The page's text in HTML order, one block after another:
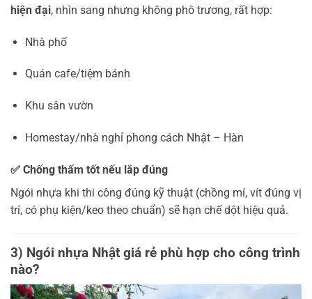
hiện đại, nhìn sang nhưng không phô trương, rất hợp:
Nhà phố
Quán cafe/tiệm bánh
Khu sân vườn
Homestay/nhà nghỉ phong cách Nhật – Hàn
✅ Chống thấm tốt nếu lắp đúng
Ngói nhựa khi thi công đúng kỹ thuật (chồng mí, vít đúng vị
trí, có phụ kiện/keo theo chuẩn) sẽ hạn chế dột hiệu quả.
3) Ngói nhựa Nhật giá rẻ phù hợp cho công trình
nào?